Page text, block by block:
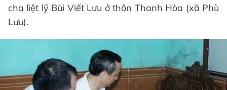
cha liệt lỹ Bùi Viết Lưu ở thôn Thanh Hòa (xã Phù
Lưu).